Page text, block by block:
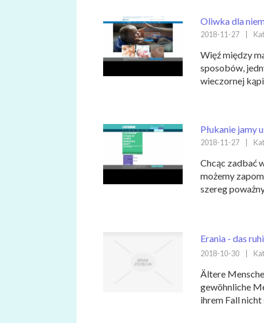
Oliwka dla
2018-11-27
Więź między
sposobów,
wieczornej
Płukanie jamy
2018-11-27
Chcąc zadbać
możemy
szereg
Erania - das
2018-10-30
Ältere
gewöhnliche
ihrem Fall nicht